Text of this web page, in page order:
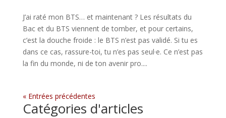
J’ai raté mon BTS… et maintenant ? Les résultats du
Bac et du BTS viennent de tomber, et pour certains,
c’est la douche froide : le BTS n’est pas validé. Si tu es
dans ce cas, rassure-toi, tu n’es pas seul·e. Ce n’est pas
la fin du monde, ni de ton avenir pro....
« Entrées précédentes
Catégories d'articles